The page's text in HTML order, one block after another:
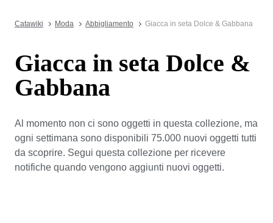
Catawiki Moda Abbigliamento Giacca in seta Dolce & Gabbana
Giacca in seta Dolce &
Gabbana
Al momento non ci sono oggetti in questa collezione, ma
ogni settimana sono disponibili 75.000 nuovi oggetti tutti
da scoprire. Segui questa collezione per ricevere
notifiche quando vengono aggiunti nuovi oggetti.